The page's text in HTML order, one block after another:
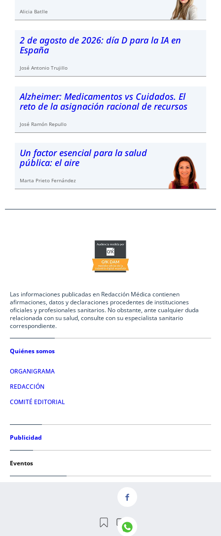
Alicia Batlle
2 de agosto de 2026: día D para la IA en
España
José Antonio Trujillo
Alzheimer: Medicamentos vs Cuidados. El
reto de la asignación racional de recursos
José Ramón Repullo
Un factor esencial para la salud
pública: el aire
Marta Prieto Fernández
Las informaciones publicadas en Redacción Médica contienen
afirmaciones, datos y declaraciones procedentes de instituciones
oficiales y profesionales sanitarios. No obstante, ante cualquier duda
relacionada con su salud, consulte con su especialista sanitario
correspondiente.
Quiénes somos
ORGANIGRAMA
REDACCIÓN
COMITÉ EDITORIAL
Publicidad
Eventos